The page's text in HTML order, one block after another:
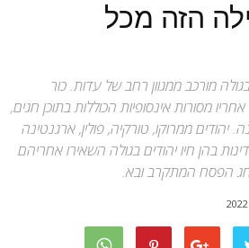
הזה מכל
מורכב ממגוון רחב של עדות. כור
מסורות אינסופיות הכוללות בתוכן חגים,
יהודים ממרוקו, טורקיה, פולין, ארגנטינה
בהן חיו יהודים בגולה השאירו אחריהם
חג הפסח המתקרב ובא.